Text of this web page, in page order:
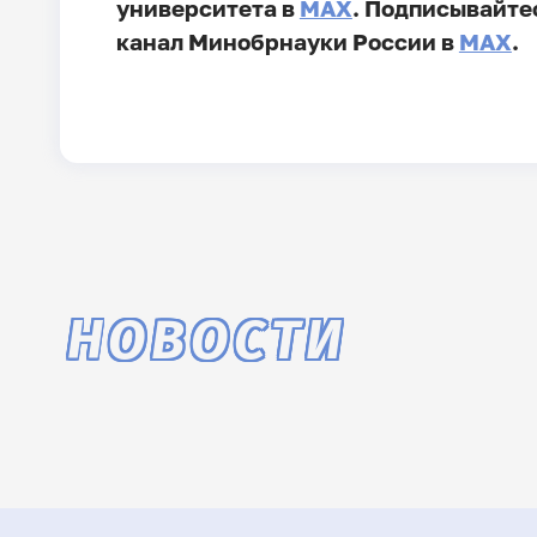
университета в MAX.
канал Минобрнауки России в MAX.
НОВОСТИ